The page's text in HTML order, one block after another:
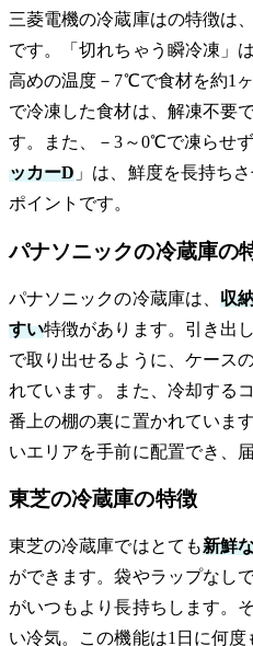
三菱電機の冷蔵庫はの特徴は
です。「切れちゃう瞬冷凍」
高めの温度－7℃で食材を約1
で冷凍した食材は、解凍不要
す。また、－3～0℃で凍らせ
ッカーD 」は、鮮度を長持ち
ポイントです。
パナソニックの冷蔵庫の
パナソニックの冷蔵庫は、 収
すい特徴があります。引き出
で取り出せるように、ケース
れています。また、冷却する
番上の棚の裏に置かれていま
いエリアを手前に配置でき、
東芝の冷蔵庫の特徴
東芝の冷蔵庫ではとても新鮮
ができます。袋やラップなし
がいつもより長持ちします。
い冷気。この機能は1日に何